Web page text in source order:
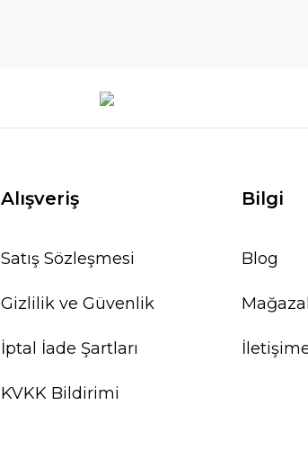
Alışveriş
Satış Sözleşmesi
Gizlilik ve Güvenlik
İptal İade Şartları
KVKK Bildirimi
Bilgi
Blog